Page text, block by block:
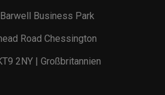
Business Park
Road Chessington
2NY | Großbritannien